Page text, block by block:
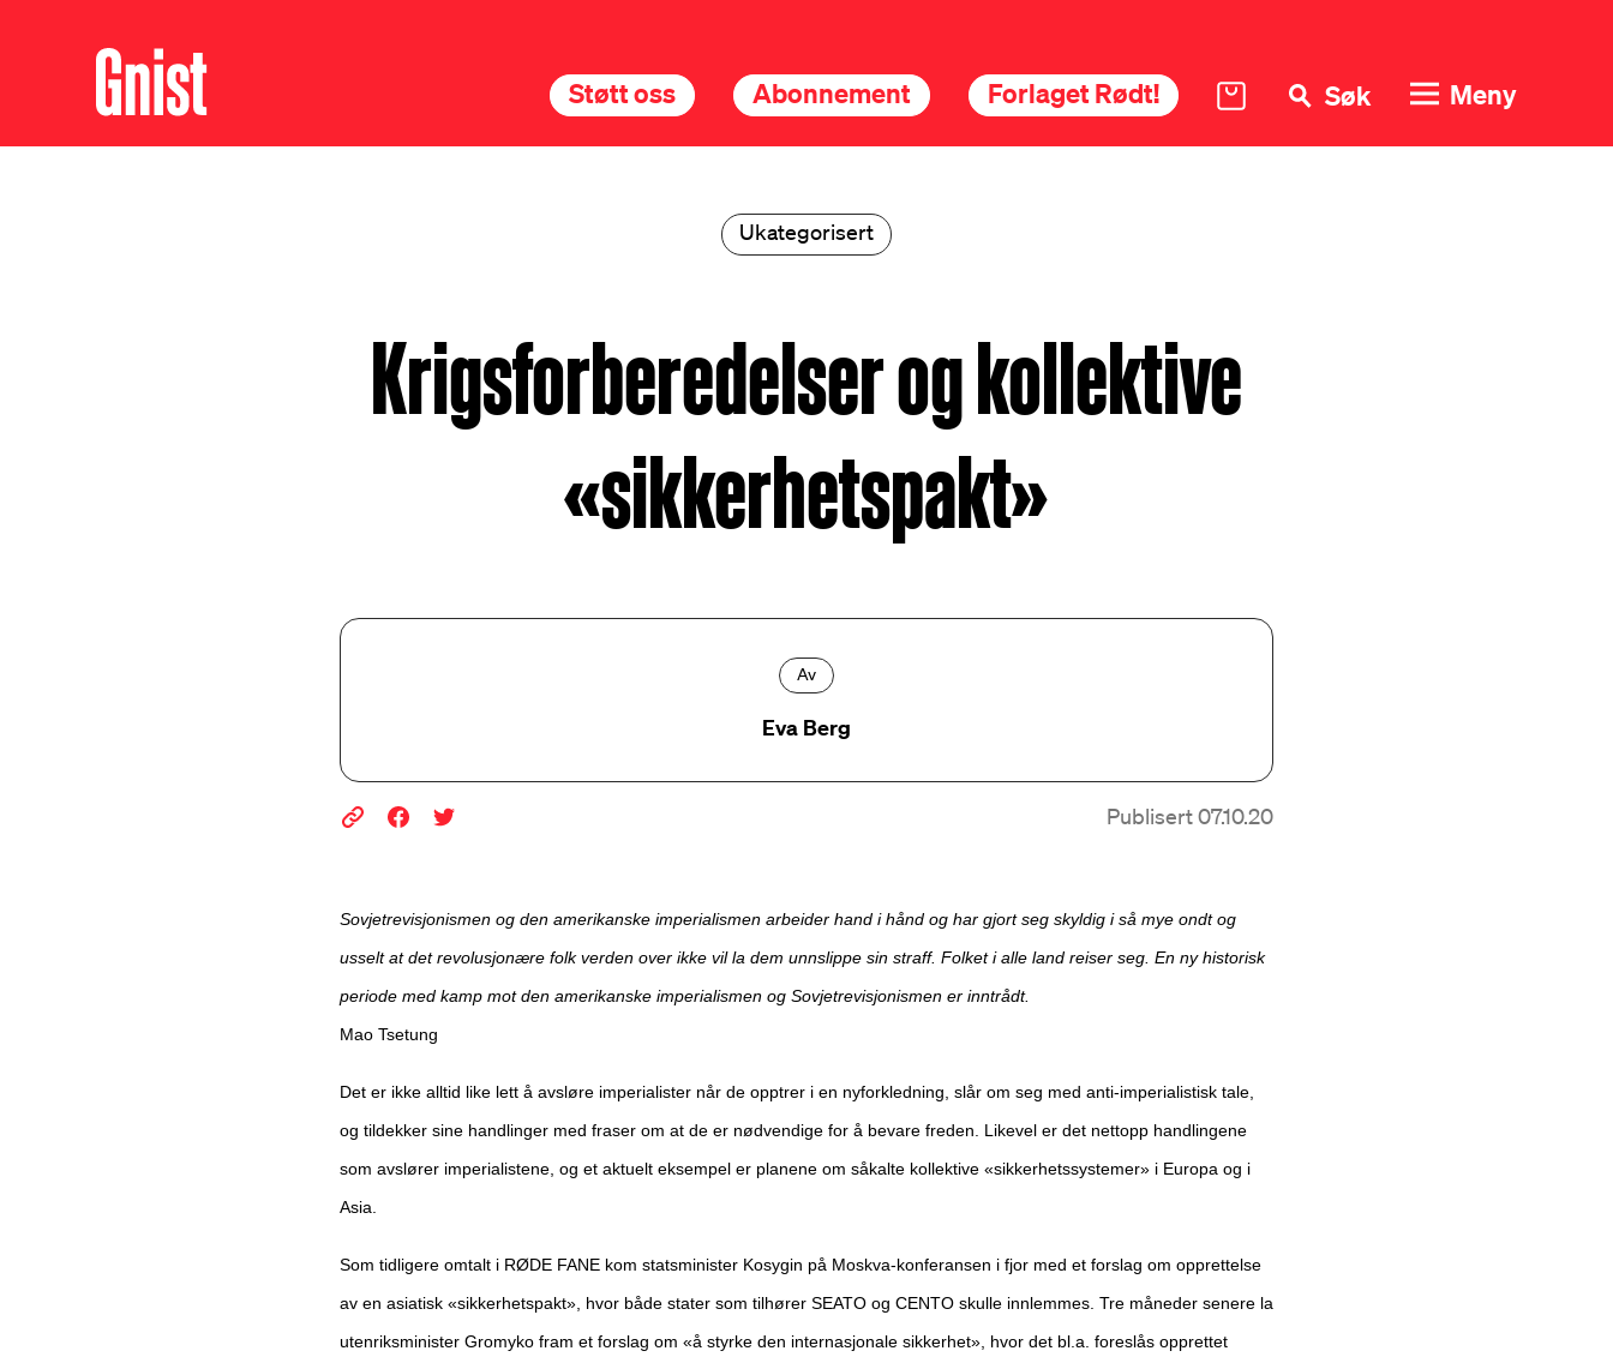
Støtt oss Abonnement Forlaget Rødt! Søk Meny
Ukategorisert
Krigsforberedelser og kollektive
«sikkerhetspakt»
Av
Eva Berg
Publisert 07.10.20
Sovjetrevisjonismen og den amerikanske imperialismen arbeider hand i hånd og har gjort seg skyldig i så mye ondt og
usselt at det revolusjonære folk verden over ikke vil la dem unnslippe sin straff. Folket i alle land reiser seg. En ny historisk
periode med kamp mot den amerikanske imperialismen og Sovjetrevisjonismen er inntrådt.
Mao Tsetung
Det er ikke alltid like lett å avsløre imperialister når de opptrer i en nyforkledning, slår om seg med anti-imperialistisk tale,
og tildekker sine handlinger med fraser om at de er nødvendige for å bevare freden. Likevel er det nettopp handlingene
som avslører imperialistene, og et aktuelt eksempel er planene om såkalte kollektive «sikkerhetssystemer» i Europa og i
Asia.
Som tidligere omtalt i RØDE FANE kom statsminister Kosygin på Moskva-konferansen i fjor med et forslag om opprettelse
av en asiatisk «sikkerhetspakt», hvor både stater som tilhører SEATO og CENTO skulle innlemmes. Tre måneder senere la
utenriksminister Gromyko fram et forslag om «å styrke den internasjonale sikkerhet», hvor det bl.a. foreslås opprettet